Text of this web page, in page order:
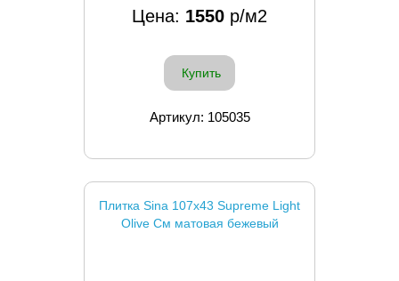
Цена: 1550 р/м2
Купить
Артикул: 105035
Плитка Sina 107x43 Supreme Light
Olive См матовая бежевый